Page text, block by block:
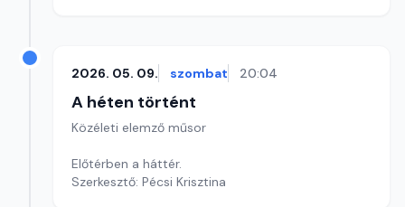
2026. 05. 09. szombat 20:04
A héten történt
Közéleti elemző műsor
Előtérben a háttér.
Szerkesztő: Pécsi Krisztina